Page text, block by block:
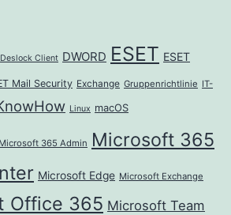
Deslock Client DWORD ESET ESET
Mail Security Exchange Gruppenrichtlinie IT-
Linux macOS
Microsoft 365 Admin Microsoft 365
Microsoft Edge Microsoft Exchange
Office 365 Microsoft Team